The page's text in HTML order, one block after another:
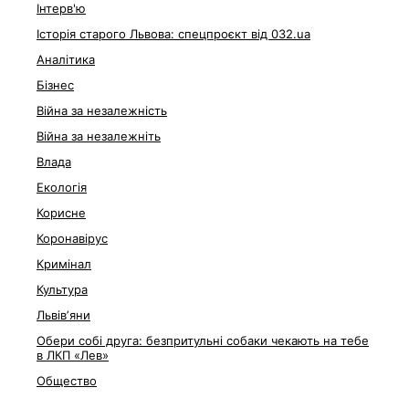
Інтерв'ю
Історія старого Львова: спецпроєкт від 032.ua
Аналітика
Бізнес
Війна за незалежність
Війна за незалежніть
Влада
Екологія
Корисне
Коронавірус
Кримінал
Культура
Львівʼяни
Обери собі друга: безпритульні собаки чекають на тебе
в ЛКП «Лев»
Общество